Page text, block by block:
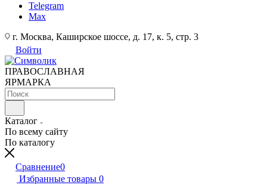
Telegram
Max
г. Москва, Каширское шоссе, д. 17, к. 5, стр. 3
Войти
ПРАВОСЛАВНАЯ
ЯРМАРКА
Каталог
По всему сайту
По каталогу
Сравнение0
Избранные товары 0